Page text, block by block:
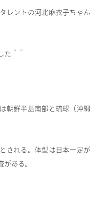
レントの河北麻衣子ちゃん
＾＾
朝鮮半島南部と琉球（沖縄
される。体型は日本一足が
ある。